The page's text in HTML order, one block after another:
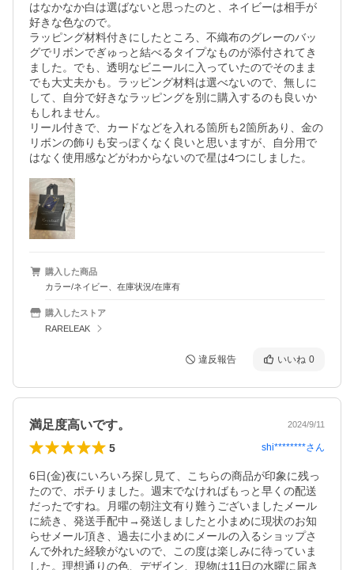
はなかなか白は選ばないと思ったのと、ネイビーは相手が
好きな色なので。
ラッピング材料付きにしたところ、不織布のグレーのバッ
グでリボンでぎゅっと結べるタイプなものが添付されてき
ました。でも、透明なビニールに入っていたのでそのまま
でも大丈夫かも。ラッピング材料は選べないので、無しに
して、自分で好きなラッピングを別に購入するのも良いか
もしれません。
リール付きで、カードなどを入れる箇所も2箇所あり、金の
リボンの飾りも安っぽくなく良いと思いますが、自分用で
はなく使用感などがわからないので星は4つにしました。
購入した商品
カラー/ネイビー、在庫状況/在庫有
購入したストア
RARELEAK
違反報告 いいね 0
満足度高いです。 2024/9/11
5 shi********さん
6日(金)夜にいろいろ探し見て、こちらの商品が印象に残っ
たので、ポチりました。週末でなければもっと早くの配送
だったですね。月曜の朝注文有り難うございましたメール
に続き、発送手配中→発送しましたと小まめに現状のお知
らせメール頂き、過去に小まめにメールの入るショップさ
んで外れた経験がないので、この度は楽しみに待っていま
した。理想通りの色、デザイン、現物は11日の水曜に届き